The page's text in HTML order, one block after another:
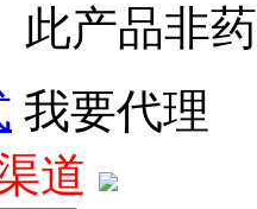
此产品非
我要代理
道